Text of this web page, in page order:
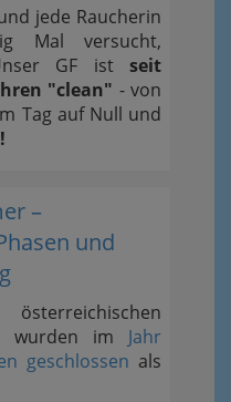
jede Raucherin
Mal versucht,
GF ist seit
"clean" - von
Tag auf Null und
–
und
wurden im Jahr
geschlossen als